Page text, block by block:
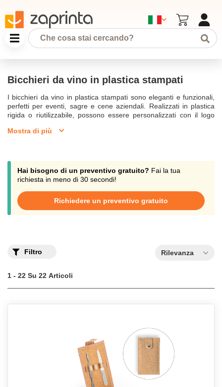
Bicchieri da vino in plastica stampati
I bicchieri da vino in plastica stampati sono eleganti e funzionali,
perfetti per eventi, sagre e cene aziendali. Realizzati in plastica
rigida o riutilizzabile, possono essere personalizzati con il logo
vino in modo raffinato. Disponibili in diverse capacità come 230
Mostra di più
Hai bisogno di un preventivo gratuito? Fai la tua
richiesta in meno di 30 secondi!
Richiedere un preventivo gratuito
Filtro Rilevanza
1 - 22 Su 22 Articoli